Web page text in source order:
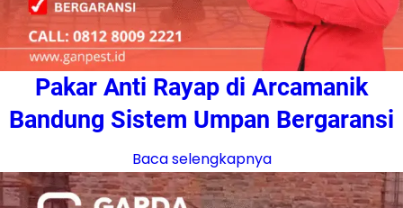
Pakar Anti Rayap di Arcamanik
Bandung Sistem Umpan Bergaransi
Baca selengkapnya